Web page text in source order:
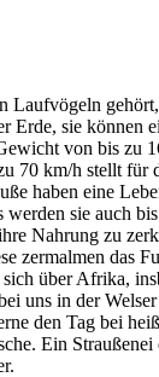
Laufvögeln
Erde, sie können
von bis zu
70 km/h stellt für
haben eine
sie auch
Nahrung zu
zermalmen das
über Afrika,
uns in der
den Tag bei
Ein Straußenei